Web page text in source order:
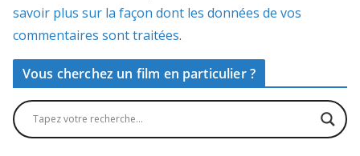
savoir plus sur la façon dont les données de vos
commentaires sont traitées.
Vous cherchez un film en particulier ?